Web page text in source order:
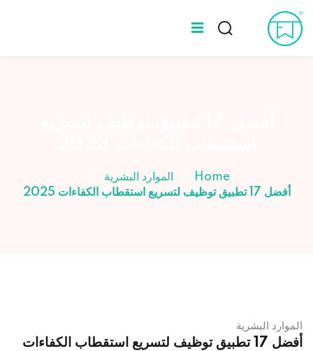
Skip
to
content
Home
الموارد البشرية
أفضل 17 تطبيق توظيف لتسريع استقطاب الكفاءات 2025
الموارد البشرية
أفضل 17 تطبيق توظيف لتسريع استقطاب الكفاءات
Sign in